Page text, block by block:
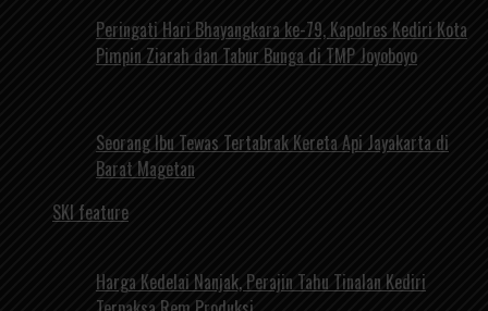
Peringati Hari Bhayangkara ke-79, Kapolres Kediri Kota
Pimpin Ziarah dan Tabur Bunga di TMP Joyoboyo
Seorang Ibu Tewas Tertabrak Kereta Api Jayakarta di
Barat Magetan
SKI feature
Harga Kedelai Nanjak, Perajin Tahu Tinalan Kediri